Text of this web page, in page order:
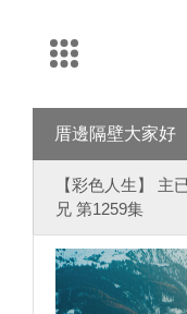
厝邊隔壁大家好
【彩色人生】 主
兄 第1259集